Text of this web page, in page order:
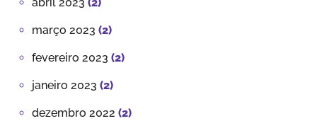
março 2023 (2)
fevereiro 2023 (2)
janeiro 2023 (2)
dezembro 2022 (2)